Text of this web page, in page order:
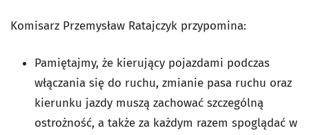
Komisarz Przemysław Ratajczyk przypomina:
Pamiętajmy, że kierujący pojazdami podczas
włączania się do ruchu, zmianie pasa ruchu oraz
kierunku jazdy muszą zachować szczególną
ostrożność, a także za każdym razem spoglądać w